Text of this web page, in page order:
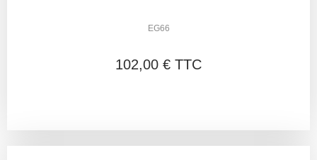
EG66
102,00 € TTC